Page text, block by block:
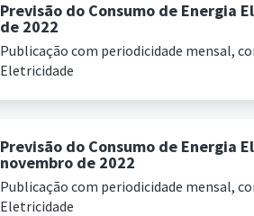
Previsão do Consumo de Energia
de 2022
Publicação com periodicidade mensal,
Eletricidade
Previsão do Consumo de Energia
novembro de 2022
Publicação com periodicidade mensal,
Eletricidade